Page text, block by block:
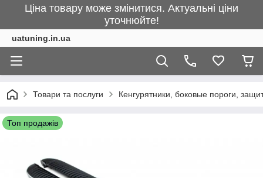
Ціна товару може змінитися. Актуальні ціни
уточнюйте!
uatuning.in.ua
Товари та послуги Кенгурятники, боковые пороги,
Топ продажів